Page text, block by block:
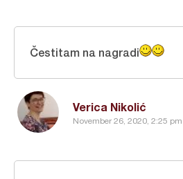
Verica Nikolić
November 26, 2020, 2:25 pm
Čestitam na nagradi